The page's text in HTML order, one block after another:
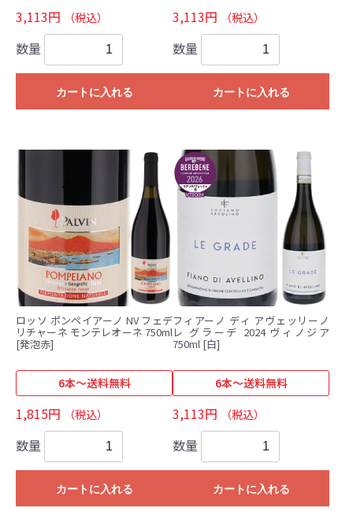
3,113円 （税込）
数量
カートに入れる
3,113円 （税込）
数量
カートに入れる
ロッソ ポンペイアーノ NV フェデ
リチャーネ モンテレオーネ 750ml
[発泡赤]
6本～送料無料
1,815円 （税込）
数量
カートに入れる
フィアーノ ディ アヴェッリーノ
レ グラーデ 2024 ヴィノジア
750ml [白]
6本～送料無料
3,113円 （税込）
数量
カートに入れる